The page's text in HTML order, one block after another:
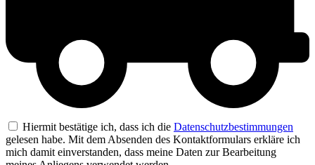
Hiermit bestätige ich, dass ich die Datenschutzbestimmungen
gelesen habe. Mit dem Absenden des Kontaktformulars erkläre ich
mich damit einverstanden, dass meine Daten zur Bearbeitung